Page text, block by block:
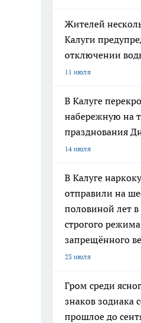
Жителей
Калуги
отключении
11 июля
В Калуге
набережную на
празднования
14 июля
В Калуге
отправили на
половиной лет
строгого
запрещённого
23 июля
Гром среди
знаков зодиака
прошлое до